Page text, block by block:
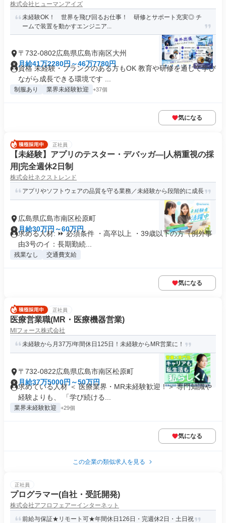
株式会社ヒューマンアイズ
未経験OK！ 世界を飛び回るお仕事！ 研修とサポート充実◎ チ
ームで装置を動かすエンジニア...
〒732-0802広島県広島市南区大州
月給41万2280円～46万7780円
資格 未経験・ブランクのある方もOK 教育や研修を通じて学び
ながら成長できる環境です ...
制服あり 業界未経験歓迎 +37個
気になる
正社員
【未経験】アプリのテスター・デバッガ―|人柄重視の採
用|完全週休2日制
株式会社ネクストレンド
アプリやソフトウェアの品質を守る業務／未経験から段階的に成長
広島県広島市南区松原町
月給30万円～60万円
求める人材: ⏩ 必須条件 ・高卒以上 ・39歳以下の方（例外事
由3号のイ：長期勤続...
残業なし 交通費支給
気になる
正社員
医療営業職(MR・医療機器営業)
MIフォース株式会社
未経験から月37万/年間休日125日！未経験からMR営業に！
〒732-0822広島県広島市南区松原町
月給37万5000円～50万円
求めている人材 ＜ 医療業界・MR未経験歓迎！＞ 専門知識や
経験よりも、 「学び続ける...
業界未経験歓迎 +29個
気になる
この企業の類似求人を見る
正社員
プログラマー(自社・受託開発)
株式会社アフロフェアーインターネット
前給与保証★リモート可★年間休日126日・完週休2日・土日祝